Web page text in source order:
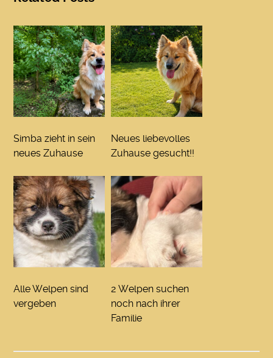
Simba zieht in sein
neues Zuhause
Neues liebevolles
Zuhause gesucht!!
Alle Welpen sind
vergeben
2 Welpen suchen
noch nach ihrer
Familie